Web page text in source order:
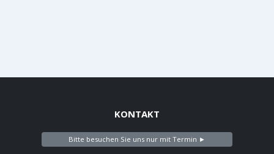
KONTAKT
Bitte besuchen Sie uns nur mit Termin ►